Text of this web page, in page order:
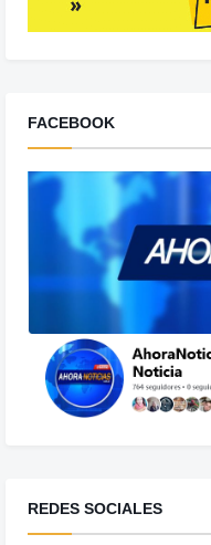
FACEBOOK
REDES SOCIALES